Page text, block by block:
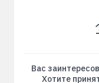
Вас
Хотите